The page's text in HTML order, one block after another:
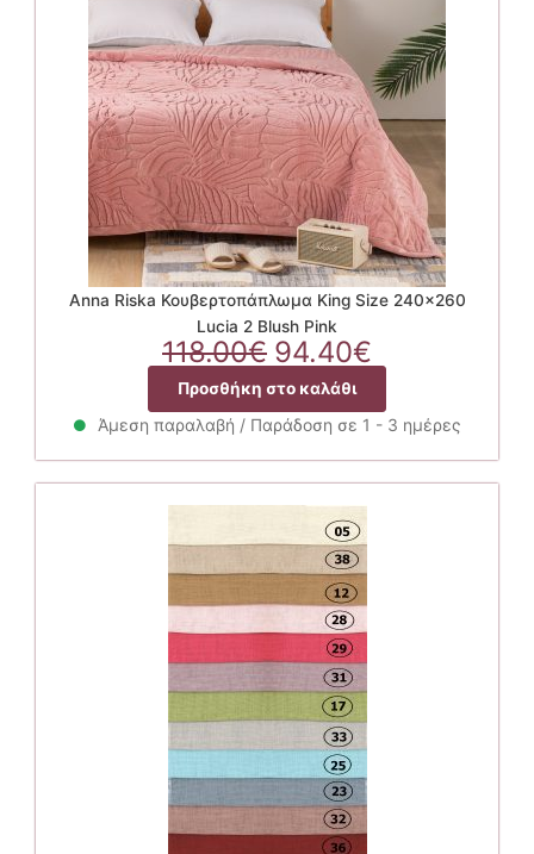
Anna Riska Κουβερτοπάπλωμα King Size 240×260
Lucia 2 Blush Pink
118.00€ Original
price
was:
118.00€.
94.40€
τρέχουσα
τιμή
είναι:
94.40€.
Προσθήκη στο καλάθι
Άμεση παραλαβή / Παράδοση σε 1 - 3 ημέρες